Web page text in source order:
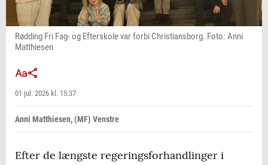
Rødding Fri Fag- og Efterskole var forbi Christiansborg. Foto: Anni
Matthiesen
01 jul. 2026 kl. 15:37
Anni Matthiesen, (MF) Venstre
Efter de længste regeringsforhandlinger i